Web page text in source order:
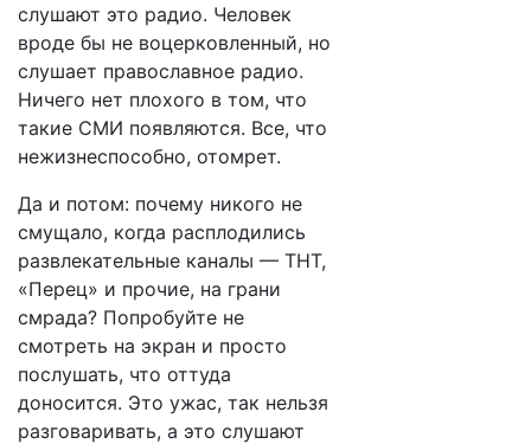
слушают это радио. Человек
вроде бы не воцерковленный, но
слушает православное радио.
Ничего нет плохого в том, что
такие СМИ появляются. Все, что
нежизнеспособно, отомрет.
Да и потом: почему никого не
смущало, когда расплодились
развлекательные каналы — ТНТ,
«Перец» и прочие, на грани
смрада? Попробуйте не
смотреть на экран и просто
послушать, что оттуда
доносится. Это ужас, так нельзя
разговаривать, а это слушают